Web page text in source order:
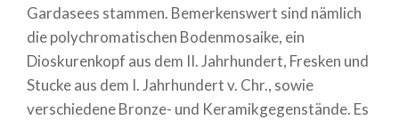
Gardasees stammen. Bemerkenswert sind nämlich
die polychromatischen Bodenmosaike, ein
Dioskurenkopf aus dem II. Jahrhundert, Fresken und
Stucke aus dem I. Jahrhundert v. Chr., sowie
verschiedene Bronze- und Keramikgegenstände. Es